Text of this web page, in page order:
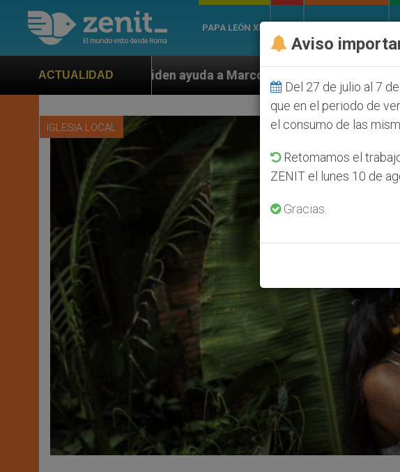
PAPA LEÓN XIV
ACTUALIDAD
ayuda a Marco Rubio ante persecución de colonos judíos que
IGLESIA LOCAL
Aviso
Del 27 de julio al 7
que en el periodo de
el consumo de las
Retomamos el
ZENIT el lunes 10 de
Gracias.